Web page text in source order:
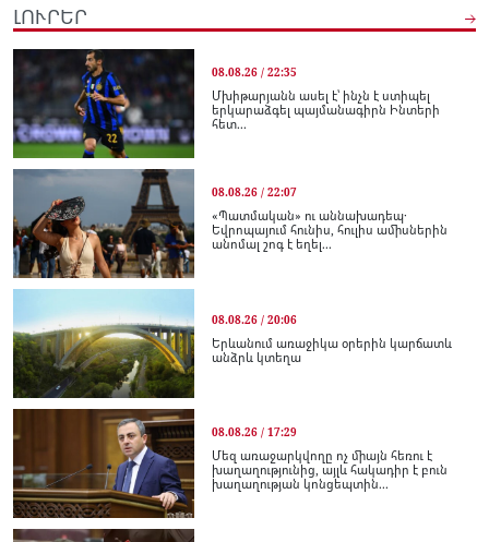
ԼՈՒՐԵՐ
08.08.26 / 22:35
Մխիթարյանն ասել է՝ ինչն է ստիպել
երկարաձգել պայմանագիրն Ինտերի
հետ...
08.08.26 / 22:07
«Պատմական» ու աննախադեպ․
Եվրոպայում հունիս, հուլիս ամիսներին
անոմալ շոգ է եղել...
08.08.26 / 20:06
Երևանում առաջիկա օրերին կարճատև
անձրև կտեղա
08.08.26 / 17:29
Մեզ առաջարկվողը ոչ միայն հեռու է
խաղաղությունից, այլև հակադիր է բուն
խաղաղության կոնցեպտին...